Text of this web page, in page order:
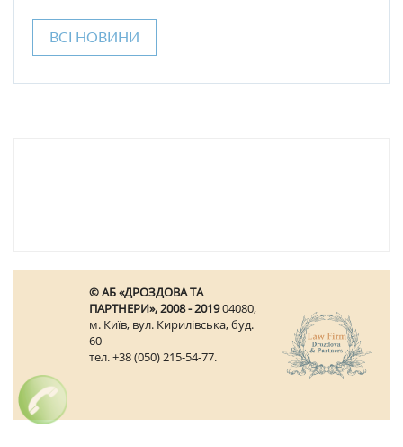
ВСІ НОВИНИ
© АБ «ДРОЗДОВА ТА
ПАРТНЕРИ», 2008 - 201904080,
м. Київ, вул. Кирилівська, буд.
60
тел. +38 (050) 215-54-77.